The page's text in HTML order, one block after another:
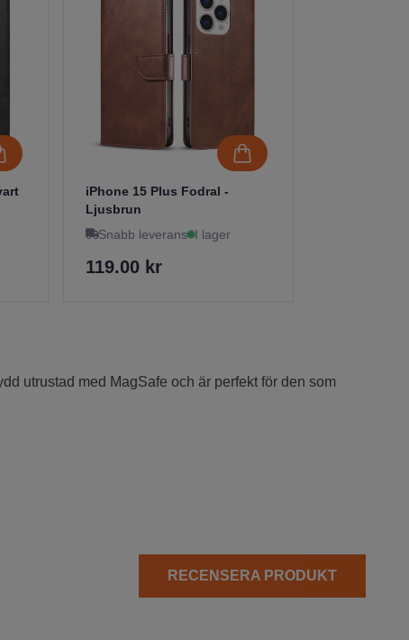
iPhone 15 Plus Fodral -
Ljusbrun
Snabb leverans I lager
119.00 kr
utrustad med MagSafe och är perfekt för den som
RECENSERA PRODUKT